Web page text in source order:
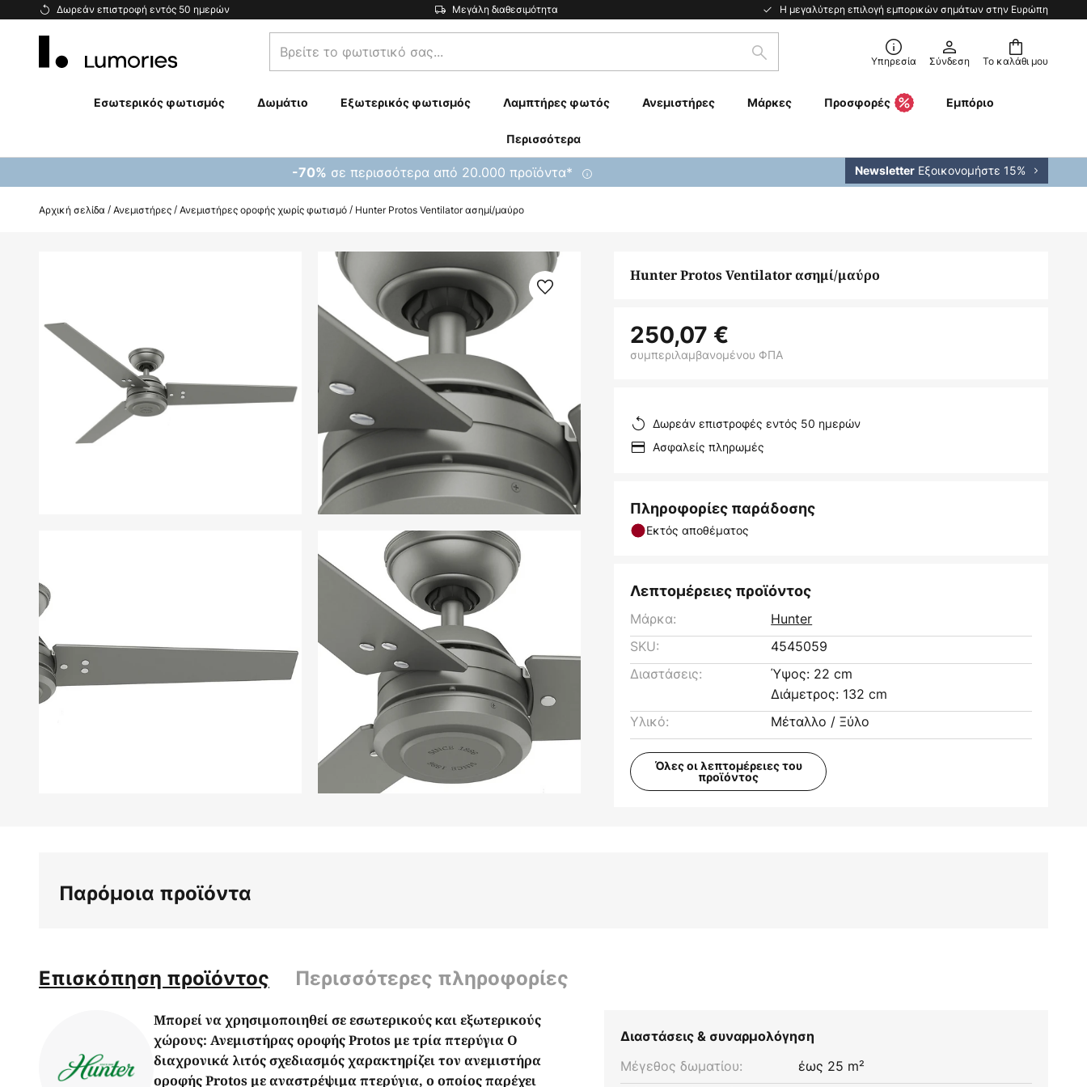
Δωρεάν επιστροφή εντός 50 ημερών Μεγάλη διαθεσιμότητα Η μεγαλύτερη επιλογή εμπορικών σημάτων στην Ευρώπη
Μετάβαση
Το καλάθι μου
Βρείτε
το
σας...
Αναζήτηση Υπηρεσία Σύνδεση
Εσωτερικός φωτισμός Δωμάτιο Εξωτερικός φωτισμός Λαμπτήρες φωτός Ανεμιστήρες Μάρκες Προσφορές Εμπόριο
Περισσότερα
-70% σε περισσότερα από 20.000 προϊόντα* Newsletter Εξοικονομήστε 15%
Αρχική σελίδα Ανεμιστήρες Ανεμιστήρες οροφής χωρίς φωτισμό Hunter Protos Ventilator ασημί/μαύρο
της
συλλογής
εικόνων
συλλογής
εικόνων
Hunter Protos Ventilator ασημί/μαύρο
250,07 €
συμπεριλαμβανομένου ΦΠΑ
Δωρεάν επιστροφές εντός 50 ημερών
Ασφαλείς πληρωμές
Πληροφορίες παράδοσης
Εκτός αποθέματος
Λεπτομέρειες προϊόντος
Μάρκα:
Hunter
SKU:
4545059
Διαστάσεις:
Ύψος: 22 cm
Διάμετρος: 132 cm
Υλικό:
Μέταλλο / Ξύλο
Όλες οι λεπτομέρειες του
προϊόντος
Παρόμοια προϊόντα
Επισκόπηση προϊόντος Περισσότερες πληροφορίες
Μπορεί να χρησιμοποιηθεί σε εσωτερικούς και εξωτερικούς
χώρους: Ανεμιστήρας οροφής Protos με τρία πτερύγια Ο
διαχρονικά λιτός σχεδιασμός χαρακτηρίζει τον ανεμιστήρα
οροφής Protos με αναστρέψιμα πτερύγια, ο οποίος παρέχει
Διαστάσεις & συναρμολόγηση
Μέγεθος δωματίου:
έως 25 m²